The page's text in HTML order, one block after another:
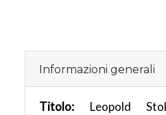
Informazioni generali
Titolo: Leopold